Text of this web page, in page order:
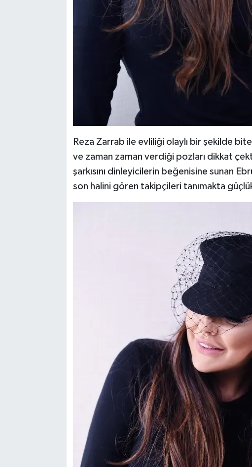
Reza Zarrab ile evliliği olaylı bir şekilde
ve zaman zaman verdiği pozları dikkat
şarkısını dinleyicilerin beğenisine sunan
son halini gören takipçileri tanımakta